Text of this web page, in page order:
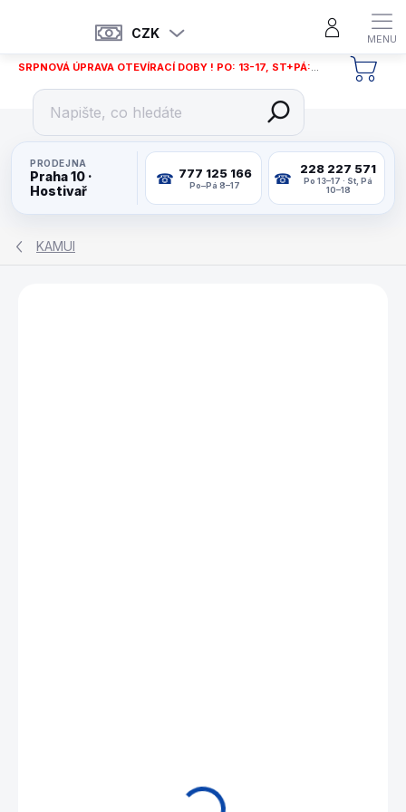
CZK
SRPNOVÁ ÚPRAVA OTEVÍRACÍ DOBY ! PO: 13-17, ST+PÁ: 12-18
PRODEJNA
Praha 10 ·
Hostivař
777 125 166
Po–Pá 8–17
228 227 571
Po 13–17 · St, Pá
10–18
KAMUI